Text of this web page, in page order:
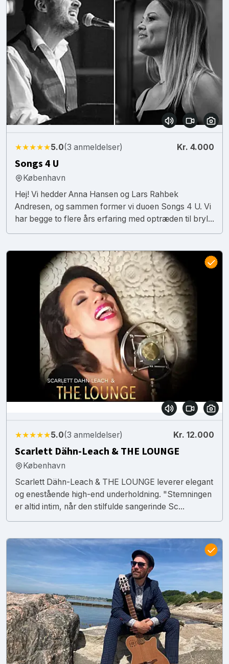
★★★★★5.0(3 anmeldelser) Kr. 4.000
Songs 4 U
København
Hej! Vi hedder Anna Hansen og Lars Rahbek
Andresen, og sammen former vi duoen Songs 4 U. Vi
har begge to flere års erfaring med optræden til bryl...
★★★★★5.0(3 anmeldelser) Kr. 12.000
Scarlett Dähn-Leach & THE LOUNGE
København
Scarlett Dähn-Leach & THE LOUNGE leverer elegant
og enestående high-end underholdning. "Stemningen
er altid intim, når den stilfulde sangerinde Sc...